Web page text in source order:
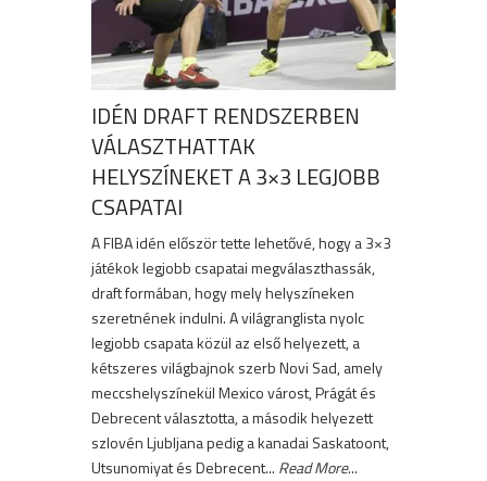
IDÉN DRAFT RENDSZERBEN
VÁLASZTHATTAK
HELYSZÍNEKET A 3×3 LEGJOBB
CSAPATAI
A FIBA idén először tette lehetővé, hogy a 3×3
játékok legjobb csapatai megválaszthassák,
draft formában, hogy mely helyszíneken
szeretnének indulni. A világranglista nyolc
legjobb csapata közül az első helyezett, a
kétszeres világbajnok szerb Novi Sad, amely
meccshelyszínekül Mexico várost, Prágát és
Debrecent választotta, a második helyezett
szlovén Ljubljana pedig a kanadai Saskatoont,
Utsunomiyat és Debrecent... Read More...